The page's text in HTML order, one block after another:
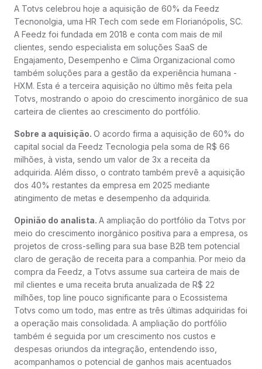
A Totvs celebrou hoje a aquisição de 60% da Feedz
Tecnonolgia, uma HR Tech com sede em Florianópolis, SC.
A Feedz foi fundada em 2018 e conta com mais de mil
clientes, sendo especialista em soluções SaaS de
Engajamento, Desempenho e Clima Organizacional como
também soluções para a gestão da experiência humana -
HXM. Esta é a terceira aquisição no último mês feita pela
Totvs, mostrando o apoio do crescimento inorgânico de sua
carteira de clientes ao crescimento do portfólio.
Sobre a aquisição. O acordo firma a aquisição de 60% do
capital social da Feedz Tecnologia pela soma de R$ 66
milhões, à vista, sendo um valor de 3x a receita da
adquirida. Além disso, o contrato também prevê a aquisição
dos 40% restantes da empresa em 2025 mediante
atingimento de metas e desempenho da adquirida.
Opinião do analista. A ampliação do portfólio da Totvs por
meio do crescimento inorgânico positiva para a empresa, os
projetos de cross-selling para sua base B2B tem potencial
claro de geração de receita para a companhia. Por meio da
compra da Feedz, a Totvs assume sua carteira de mais de
mil clientes e uma receita bruta anualizada de R$ 22
milhões, top line pouco significante para o Ecossistema
Totvs como um todo, mas entre as três últimas adquiridas foi
a operação mais consolidada. A ampliação do portfólio
também é seguida por um crescimento nos custos e
despesas oriundos da integração, entendendo isso,
acompanhamos o potencial de ganhos mais acentuados